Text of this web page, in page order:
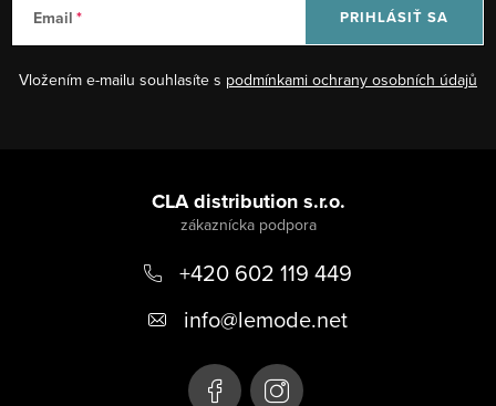
Email
Vložením e-mailu souhlasíte s podmínkami ochrany osobních údajů
PRIHLÁSIŤ SA
CLA distribution s.r.o.
+420 602 119 449
info@lemode.net